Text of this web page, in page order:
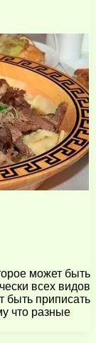
может быть
всех видов
быть приписать
что разные